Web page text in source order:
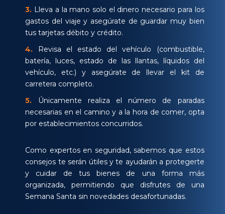
3. Lleva a la mano solo el dinero necesario para los
gastos del viaje y asegúrate de guardar muy bien
tus tarjetas débito y crédito.
4. Revisa el estado del vehículo (combustible,
batería, luces, estado de las llantas, líquidos del
vehículo, etc.) y asegúrate de llevar el kit de
carretera completo.
5. Únicamente realiza el número de paradas
necesarias en el camino y a la hora de comer, opta
por establecimientos concurridos.
Como expertos en seguridad, sabemos que estos
consejos te serán útiles y te ayudarán a protegerte
y cuidar de tus bienes de una forma más
organizada, permitiendo que disfrutes de una
Semana Santa sin novedades desafortunadas.